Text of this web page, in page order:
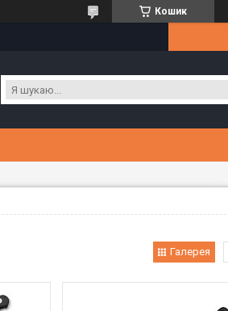
Кошик
Галерея